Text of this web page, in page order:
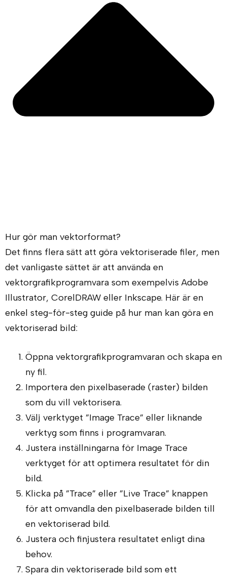
Hur gör man vektorformat?
Det finns flera sätt att göra vektoriserade filer, men
det vanligaste sättet är att använda en
vektorgrafikprogramvara som exempelvis Adobe
Illustrator, CorelDRAW eller Inkscape. Här är en
enkel steg-för-steg guide på hur man kan göra en
vektoriserad bild:
Öppna vektorgrafikprogramvaran och skapa en
ny fil.
Importera den pixelbaserade (raster) bilden
som du vill vektorisera.
Välj verktyget ”Image Trace” eller liknande
verktyg som finns i programvaran.
Justera inställningarna för Image Trace
verktyget för att optimera resultatet för din
bild.
Klicka på ”Trace” eller ”Live Trace” knappen
för att omvandla den pixelbaserade bilden till
en vektoriserad bild.
Justera och finjustera resultatet enligt dina
behov.
Spara din vektoriserade bild som ett